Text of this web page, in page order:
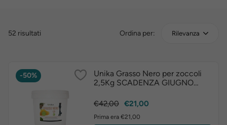
52 risultati Ordina per: Rilevanza
-50%
Unika Grasso Nero per zoccoli
2,5Kg SCADENZA GIUGNO
Prezzo
€42,00 Prezzo
€21,00
Prima era €21,00